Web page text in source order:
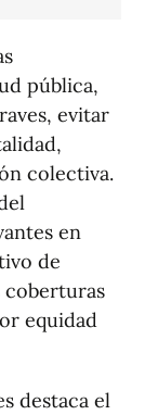
pública,
evitar
colectiva.
en
de
coberturas
equidad
destaca el